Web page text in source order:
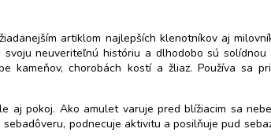
artiklom najlepších klenotníkov aj
neuveriteľnú históriu a dlhodobo sú
kameňov, chorobách kostí a žliaz. Používa sa
pokoj. Ako amulet varuje pred blížiacim sa
podnecuje aktivitu a posilňuje pud